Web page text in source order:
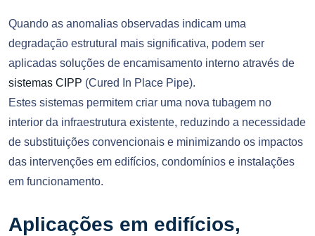
Quando as anomalias observadas indicam uma
degradação estrutural mais significativa, podem ser
aplicadas soluções de encamisamento interno através de
sistemas CIPP (Cured In Place Pipe).
Estes sistemas permitem criar uma nova tubagem no
interior da infraestrutura existente, reduzindo a necessidade
de substituições convencionais e minimizando os impactos
das intervenções em edifícios, condomínios e instalações
em funcionamento.
Aplicações em edifícios,